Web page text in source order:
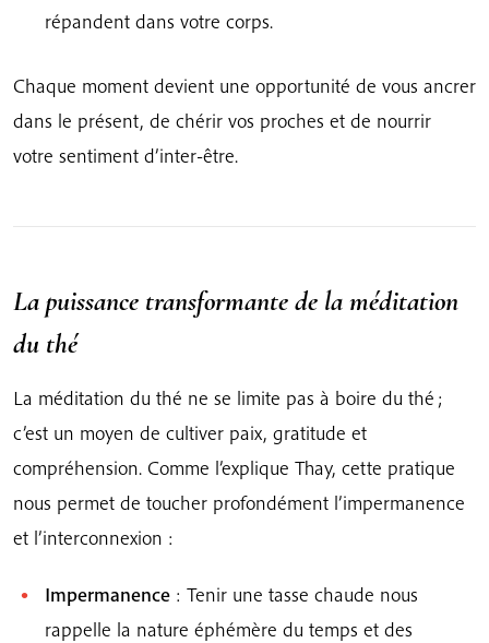
répandent dans votre corps.
Chaque moment devient une opportunité de vous ancrer
dans le présent, de chérir vos proches et de nourrir
votre sentiment d’inter-être.
La puissance transformante de la méditation
du thé
La méditation du thé ne se limite pas à boire du thé ;
c’est un moyen de cultiver paix, gratitude et
compréhension. Comme l’explique Thay, cette pratique
nous permet de toucher profondément l’impermanence
et l’interconnexion :
Impermanence: Tenir une tasse chaude nous
rappelle la nature éphémère du temps et des